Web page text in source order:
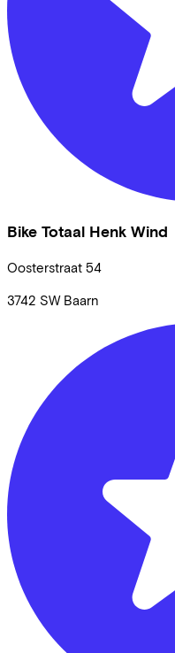
Bike Totaal Henk Wind
Oosterstraat 54
3742 SW Baarn